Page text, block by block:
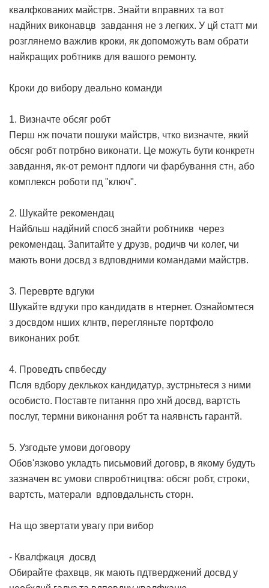
квалфкованих майстрв. Знайти вправних та вот
надйних виконавцв завдання не з легких. У цй статт ми
розглянемо важлив кроки, як допоможуть вам обрати
найкращих робтникв для вашого ремонту.
Кроки до вибору деально команди
1. Визначте обсяг робт
Перш нж почати пошуки майстрв, чтко визначте, який
обсяг робт потрбно виконати. Це можуть бути конкретн
завдання, як-от ремонт пдлоги чи фарбування стн, або
комплексн роботи пд "ключ".
2. Шукайте рекомендац
Найбльш надйний спосб знайти робтникв через
рекомендац. Запитайте у друзв, родичв чи колег, чи
мають вони досвд з вдповдними командами майстрв.
3. Переврте вдгуки
Шукайте вдгуки про кандидатв в нтернет. Ознайомтеся
з досвдом нших клнтв, перегляньте портфоло
виконаних робт.
4. Проведть спвбесду
Псля вдбору деклькох кандидатур, зустрньтеся з ними
особисто. Поставте питання про хнй досвд, вартсть
послуг, термни виконання робт та наявнсть гарантй.
5. Узгодьте умови договору
Обов'язково укладть письмовий договр, в якому будуть
зазначен вс умови спвробтництва: обсяг робт, строки,
вартсть, матерали вдповдальнсть сторн.
На що звертати увагу при вибор
- Квалфкаця досвд
Обирайте фахвцв, як мають пдтверджений досвд у